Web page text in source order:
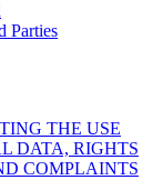
Parties
THE USE
DATA, RIGHTS
COMPLAINTS